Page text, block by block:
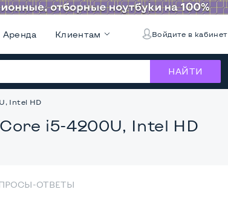
Аренда Клиентам Войдите в кабинет
НАЙТИ
Intel HD
i5-4200U, Intel HD
ОТВЕТЫ